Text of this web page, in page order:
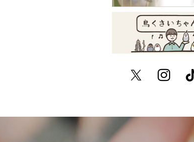
Twitter